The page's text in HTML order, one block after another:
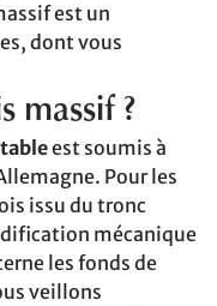
est un
dont vous
massif ?
est soumis à
Pour les
issu du tronc
mécanique
les fonds de
veillons